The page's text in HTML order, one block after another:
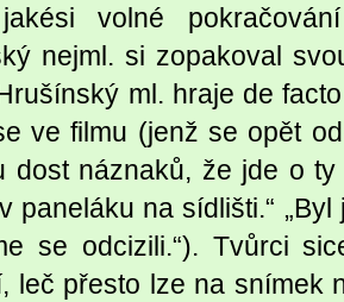
volné
nejml. si zopakoval
ml. hraje de
ve filmu (jenž se opět
dost náznaků, že jde o ty
paneláku na sídlišti.“
se odcizili.“). Tvůrci
leč přesto lze na snímek